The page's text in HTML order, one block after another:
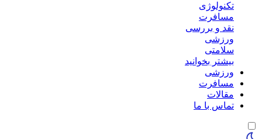
تکنولوژی
مسافرت
نقد و بررسی
ورزشی
سلامتی
بیشتر بخوانید
ورزشی
مسافرت
مقالات
تماس با ما